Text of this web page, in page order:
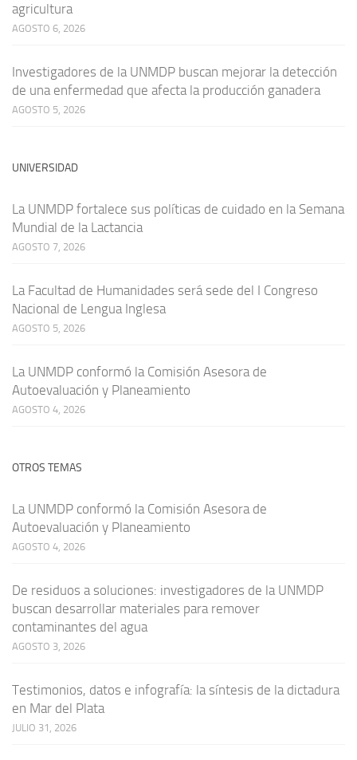
agricultura
AGOSTO 6, 2026
Investigadores de la UNMDP buscan mejorar la detección
de una enfermedad que afecta la producción ganadera
AGOSTO 5, 2026
UNIVERSIDAD
La UNMDP fortalece sus políticas de cuidado en la Semana
Mundial de la Lactancia
AGOSTO 7, 2026
La Facultad de Humanidades será sede del I Congreso
Nacional de Lengua Inglesa
AGOSTO 5, 2026
La UNMDP conformó la Comisión Asesora de
Autoevaluación y Planeamiento
AGOSTO 4, 2026
OTROS TEMAS
La UNMDP conformó la Comisión Asesora de
Autoevaluación y Planeamiento
AGOSTO 4, 2026
De residuos a soluciones: investigadores de la UNMDP
buscan desarrollar materiales para remover
contaminantes del agua
AGOSTO 3, 2026
Testimonios, datos e infografía: la síntesis de la dictadura
en Mar del Plata
JULIO 31, 2026